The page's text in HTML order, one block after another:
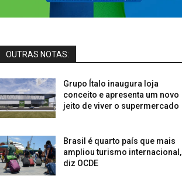
OUTRAS NOTAS:
Grupo Ítalo inaugura loja
conceito e apresenta um novo
jeito de viver o supermercado
Brasil é quarto país que mais
ampliou turismo internacional,
diz OCDE